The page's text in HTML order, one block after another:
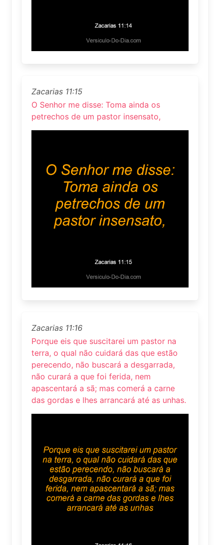
Zacarias 11:15
O Senhor me disse: Toma ainda os
petrechos de um pastor insensato,
Zacarias 11:16
Porque eis que suscitarei um pastor na
terra, o qual não cuidará das que estão
perecendo, não buscará a desgarrada,
não curará a que foi ferida, nem
apascentará a sã; mas comerá a carne
das gordas e lhes arrancará até as unhas.